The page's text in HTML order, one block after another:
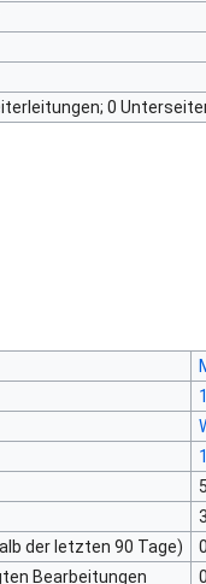
0
3
der letzten 90 Tage)
0
Bearbeitungen
0